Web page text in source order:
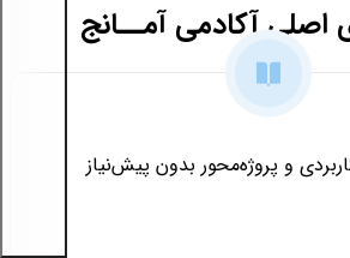
اصلی آکادمی آمــانج
و پروژه‌محور بدون پیش‌نیاز